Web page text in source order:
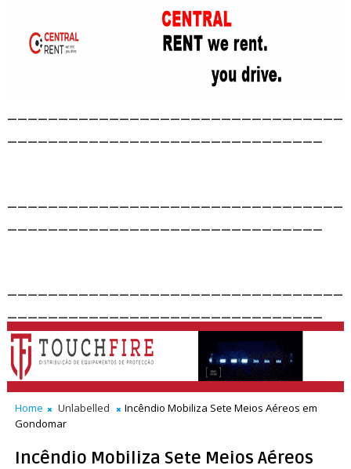
Home Unlabelled
Incêndio Mobiliza Sete Meios Aéreos em
Gondomar
Incêndio Mobiliza Sete Meios Aéreos